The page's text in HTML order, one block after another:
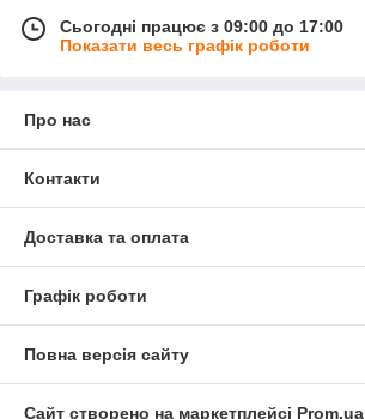
Сьогодні працює з 09:00 до 17:00
Показати весь графік роботи
Про нас
Контакти
Доставка та оплата
Графік роботи
Повна версія сайту
Сайт створено на маркетплейсі Prom.ua